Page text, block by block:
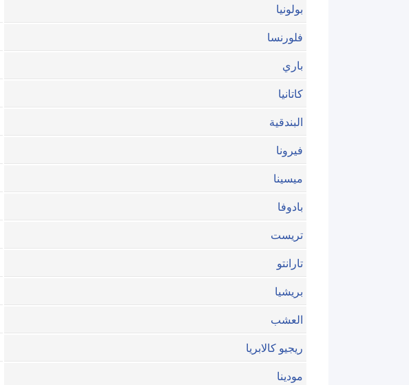
بولونيا
فلورنسا
باري
كاتانيا
البندقية
فيرونا
ميسينا
بادوفا
تريست
تارانتو
بريشيا
العشب
ريجيو كالابريا
مودينا